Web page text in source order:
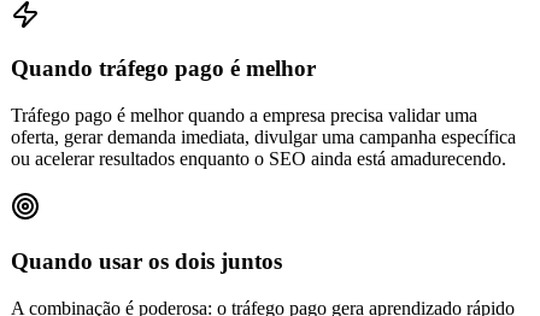
Quando tráfego pago é melhor
Tráfego pago é melhor quando a empresa precisa validar uma
oferta, gerar demanda imediata, divulgar uma campanha específica
ou acelerar resultados enquanto o SEO ainda está amadurecendo.
Quando usar os dois juntos
A combinação é poderosa: o tráfego pago gera aprendizado rápido